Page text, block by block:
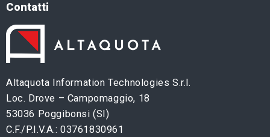
Contatti
Altaquota Information Technologies S.r.l.
Loc. Drove – Campomaggio, 18
53036 Poggibonsi (SI)
C.F./P.I.V.A.: 03761830961